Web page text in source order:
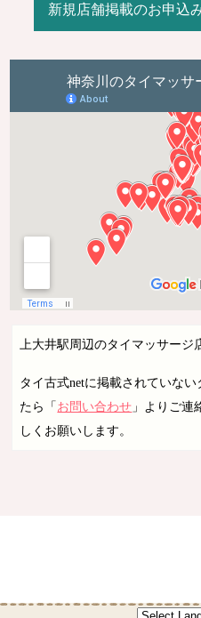
新規店舗掲載のお申込
上大井駅周辺のタイマッサージ
タイ古式netに掲載されていな
たら「お問い合わせ 」よりご連
しくお願いします。